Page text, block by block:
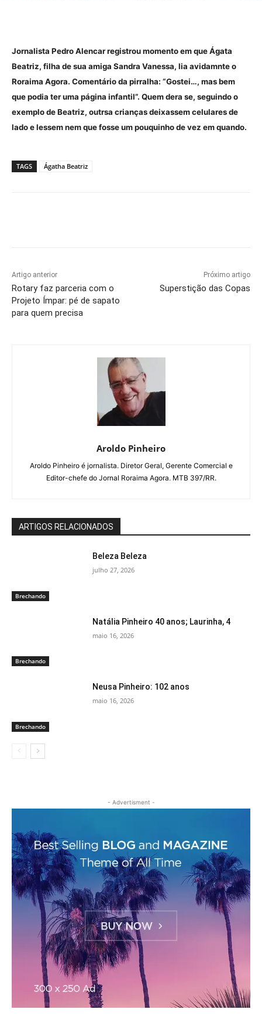
Jornalista Pedro Alencar registrou momento em que Ágata
Beatriz, filha de sua amiga Sandra Vanessa, lia avidamnte o
Roraima Agora. Comentário da pirralha: “Gostei…, mas bem
que podia ter uma página infantil”. Quem dera se, seguindo o
exemplo de Beatriz, outrsa crianças deixassem celulares de
lado e lessem nem que fosse um pouquinho de vez em quando.
TAGS Ágatha Beatriz
Artigo anterior
Rotary faz parceria com o
Projeto Ímpar: pé de sapato
para quem precisa
Próximo artigo
Superstição das Copas
Aroldo Pinheiro
Aroldo Pinheiro é jornalista. Diretor Geral, Gerente Comercial e
Editor-chefe do Jornal Roraima Agora. MTB 397/RR.
ARTIGOS RELACIONADOS
Brechando
Beleza Beleza
julho 27, 2026
Brechando
Natália Pinheiro 40 anos; Laurinha, 4
maio 16, 2026
Brechando
Neusa Pinheiro: 102 anos
maio 16, 2026
- Advertisment -